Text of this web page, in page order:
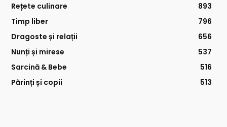
Rețete culinare
893
Timp liber
796
Dragoste și relații
656
Nunți și mirese
537
Sarcină & Bebe
516
Părinți și copii
513